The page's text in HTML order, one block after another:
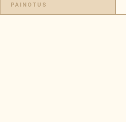
PAINOTUS